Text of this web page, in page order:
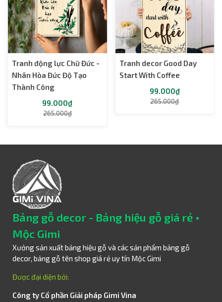
Tranh động lực Chữ Đức -
Nhân Hòa Đức Độ Tạo
Thành Công
99.000₫
265.000₫
Tranh decor Good Day
Start With Coffee
99.000₫
265.000₫
Bảng gỗ decor - Bảng hiệu gỗ giá rẻ •
Mộc Gimi
Xưởng sản xuất bảng hiệu gỗ và các sản phẩm bảng gỗ
decor, bảng gỗ tên shop giá rẻ uy tín Mộc Gimi
Được đại diện bởi:
Công ty Cổ phần Giải pháp Gimi Vina